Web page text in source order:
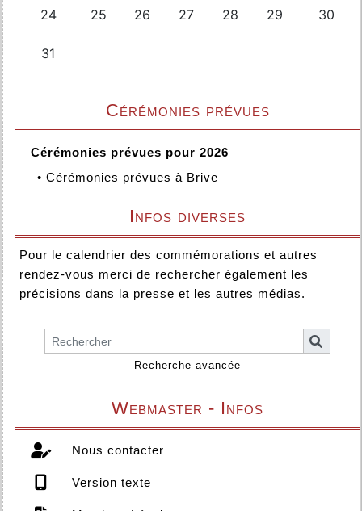
Cérémonies prévues
Cérémonies prévues pour 2026
• Cérémonies prévues à Brive
Infos diverses
Pour le calendrier des commémorations et autres
rendez-vous merci de rechercher également les
précisions dans la presse et les autres médias.
Recherche avancée
Webmaster - Infos
Nous contacter
Version texte